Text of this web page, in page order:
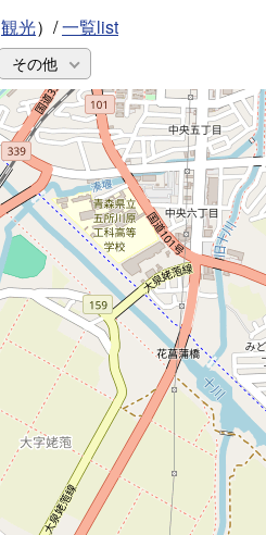
観光）/一覧list
その他